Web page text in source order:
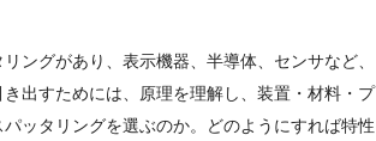
ングがあり、表示機器、半導体、センサなど、
出すためには、原理を理解し、装置・材料・プ
ッタリングを選ぶのか。どのようにすれば特性